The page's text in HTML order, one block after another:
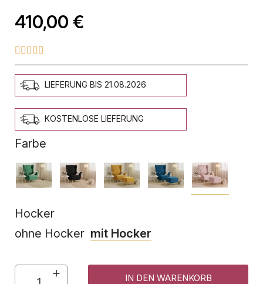
410,00 €
    
LIEFERUNG BIS 21.08.2026
KOSTENLOSE LIEFERUNG
Farbe
Hocker
ohne Hocker mit Hocker
IN DEN WARENKORB